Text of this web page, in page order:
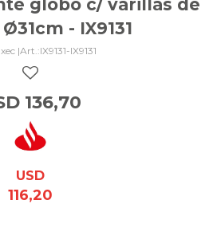
globo c/ varillas de
- IX9131
Ixec | IX9131-IX9131
136,70
USD
116,20